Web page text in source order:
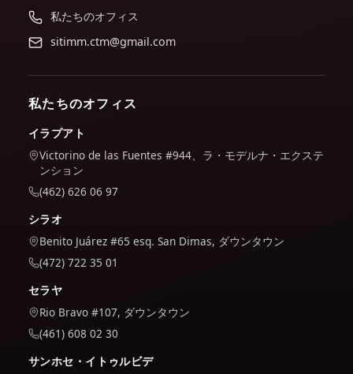
私たちのオフィス
sitimm.ctm@gmail.com
私たちのオフィス
イラプアト
Victorino de las Fuentes #944、ラ・モデルナ・エクステ
ンション
(462) 626 06 97
シラオ
Benito Juárez #65 esq. San Dimas, ダウンタウン
(472) 722 35 01
セラヤ
Rio Bravo #107, ダウンタウン
(461) 608 02 30
サンホセ・イトゥルビデ